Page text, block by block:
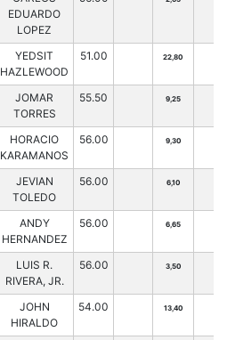
EDUARDO
LOPEZ
YEDSIT
HAZLEWOOD
51.00 22,80
JOMAR
TORRES
55.50 9,25
HORACIO
KARAMANOS
56.00 9,30
JEVIAN
TOLEDO
56.00 6,10
ANDY
HERNANDEZ
56.00 6,65
LUIS R.
RIVERA, JR.
56.00 3,50
JOHN
HIRALDO
54.00 13,40